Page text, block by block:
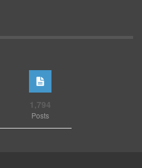
1,794
Posts